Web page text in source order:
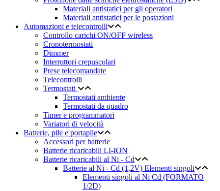
Materiali antistatici per gli operatori
Materiali antistatici per le postazioni
Automazioni e telecontrolli
Controllo carichi ON/OFF wireless
Cronotermostati
Dimmer
Interruttori crepuscolari
Prese telecomandate
Telecontrolli
Termostati
Termostati ambiente
Termostati da quadro
Timer e programmatori
Variatori di velocità
Batterie, pile e portapile
Accessori per batterie
Batterie ricaricabili LI-ION
Batterie ricaricabili al Ni - Cd
Batterie al Ni - Cd (1,2V) Elementi singoli
Elementi singoli al Ni Cd (FORMATO
1/2D)